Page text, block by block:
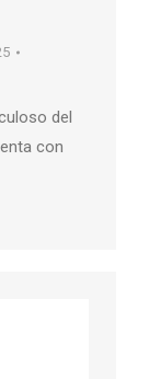
del
con